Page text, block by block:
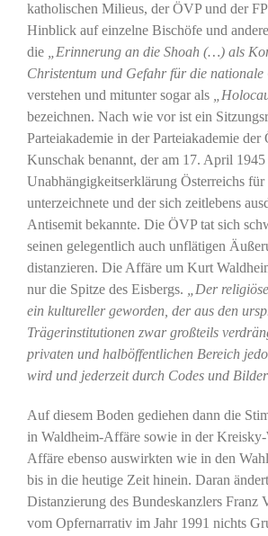
katholischen Milieus, der ÖVP und der
Hinblick auf einzelne Bischöfe und
die
„Erinnerung an die Shoah (…) als
Christentum und Gefahr für die nationale
verstehen und mitunter sogar als
bezeichnen. Nach wie vor ist ein
Parteiakademie in der Parteiakademie
Kunschak benannt, der am 17. April 1945
Unabhängigkeitserklärung Österreichs
unterzeichnete und der sich zeitlebens
Antisemit bekannte. Die ÖVP tat sich
seinen gelegentlich auch unflätigen
distanzieren. Die Affäre um Kurt
nur die Spitze des Eisbergs.
„Der
ein kultureller geworden, der aus den
Trägerinstitutionen zwar großteils
privaten und halböffentlichen Bereich
wird und jederzeit durch Codes und
Auf diesem Boden gediehen dann die
in Waldheim-Affäre sowie in der Kreisky-
Affäre ebenso auswirkten wie in den
bis in die heutige Zeit hinein. Daran
Distanzierung des Bundeskanzlers Franz
vom Opfernarrativ im Jahr 1991 nichts